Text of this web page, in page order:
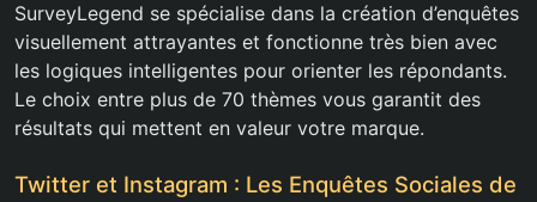
SurveyLegend se spécialise dans la création d’enquêtes
visuellement attrayantes et fonctionne très bien avec
les logiques intelligentes pour orienter les répondants.
Le choix entre plus de 70 thèmes vous garantit des
résultats qui mettent en valeur votre marque.
Twitter et Instagram : Les Enquêtes Sociales de